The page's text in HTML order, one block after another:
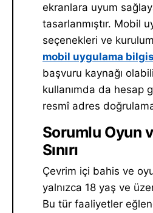
ekranlara uyum
tasarlanmıştır. Mobil
seçenekleri ve
mobil uygulama
başvuru kaynağı
kullanımda da hesap
resmî adres
Sorumlu Oyun
Sınırı
Çevrim içi bahis ve
yalnızca 18 yaş ve
Bu tür faaliyetler